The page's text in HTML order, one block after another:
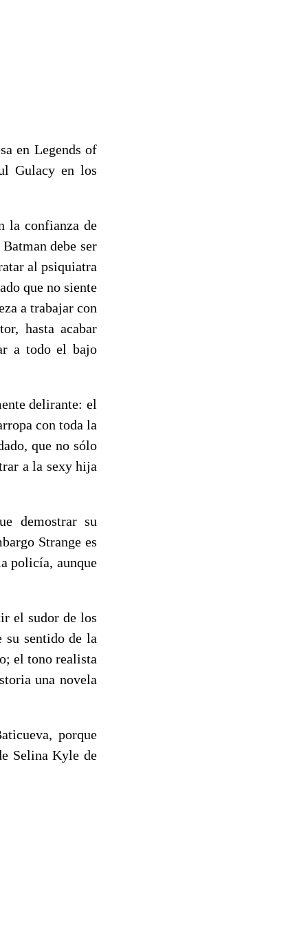
en Legends of
Gulacy en los
la confianza de
debe ser
al psiquiatra
que no siente
a trabajar con
hasta acabar
a todo el bajo
delirante: el
con toda la
que no sólo
a la sexy hija
demostrar su
Strange es
policía, aunque
el sudor de los
sentido de la
el tono realista
una novela
porque
Selina Kyle de